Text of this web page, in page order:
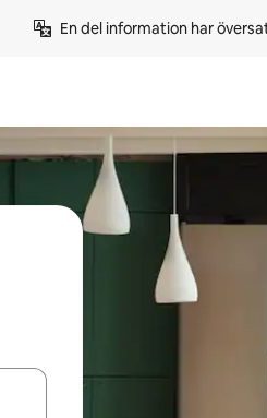
En del information har
upp- och nedåtpilarna eller